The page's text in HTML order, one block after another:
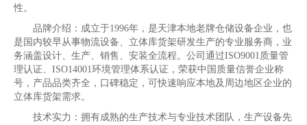
性。
品牌介绍：成立于1996年，是天津本地老牌仓储设备企业，也
是国内较早从事物流设备、立体库货架研发生产的专业服务商，业
务涵盖设计、生产、销售、安装全流程。公司通过ISO9001质量管
理认证、ISO14001环境管理体系认证，荣获中国质量信誉企业称
号，产品品类齐全，口碑稳定，可快速响应本地及周边地区企业的
立体库货架需求。
技术实力：拥有成熟的生产技术与专业技术团队，生产设备先